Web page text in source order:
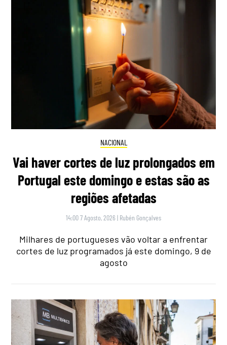
NACIONAL
Vai haver cortes de luz prolongados em
Portugal este domingo e estas são as
regiões afetadas
14:00 7 Agosto, 2026 | Rubén Gonçalves
Milhares de portugueses vão voltar a enfrentar
cortes de luz programados já este domingo, 9 de
agosto